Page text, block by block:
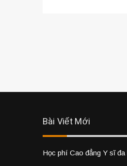
Bài Viết Mới
Học phí Cao đẳng Y sĩ